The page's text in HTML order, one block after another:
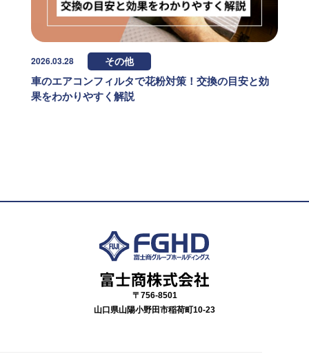
2026.03.28 その他
車のエアコンフィルタで花粉対策！交換の目安と効
果をわかりやすく解説
〒756-8501
山口県山陽小野田市稲荷町10-23